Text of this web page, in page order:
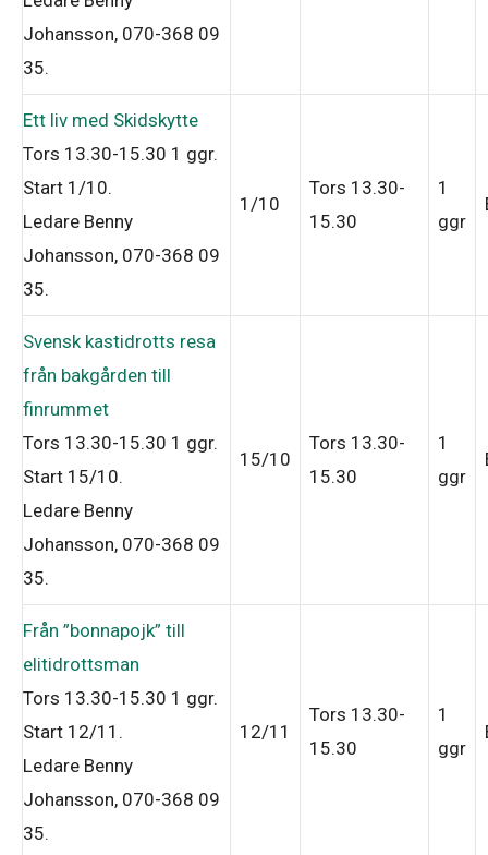
Johansson, 070-368 09
35.
Ett liv med Skidskytte
Tors 13.30-15.30 1 ggr.
Start 1/10.
Ledare Benny
Johansson, 070-368 09
35.
1/10
Tors 13.30-
15.30
1
ggr
Svensk kastidrotts resa
från bakgården till
finrummet
Tors 13.30-15.30 1 ggr.
Start 15/10.
Ledare Benny
Johansson, 070-368 09
35.
15/10
Tors 13.30-
15.30
1
ggr
Från ”bonnapojk” till
elitidrottsman
Tors 13.30-15.30 1 ggr.
Start 12/11 .
Ledare Benny
Johansson, 070-368 09
35.
12/11
Tors 13.30-
15.30
1
ggr